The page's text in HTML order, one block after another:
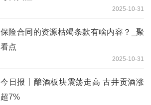
2025-10-31
保险合同的资源枯竭条款有啥内容？_聚
看点
2025-10-31
今日报丨酿酒板块震荡走高 古井贡酒涨
超7%